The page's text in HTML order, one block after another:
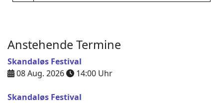
Anstehende Termine
Skandaløs Festival
08 Aug. 2026
14:00 Uhr
Skandaløs Festival